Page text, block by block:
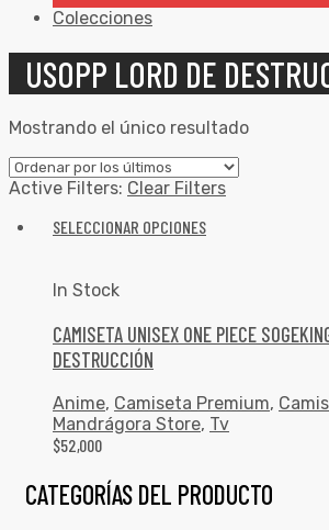
Colecciones
USOPP LORD DE
Mostrando el único resultado
Active Filters: Clear Filters
SELECCIONAR OPCIONES
In Stock
CAMISETA UNISEX ONE PIECE
DESTRUCCIÓN
Anime, Camiseta Premium,
Mandrágora Store, Tv
$52,000
CATEGORÍAS DEL PRODUCTO